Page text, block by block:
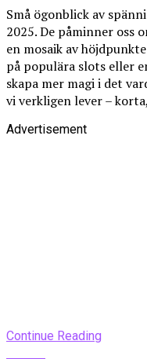
Små ögonblick av
2025. De påminner oss
en mosaik av
på populära slots eller
skapa mer magi i det
vi verkligen lever –
Advertisement
Continue Reading